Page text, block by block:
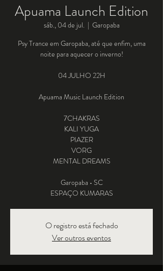
Apuama Launch Edition
sáb., 04 de jul.
  |
Garopaba
Psy Trance em Garopaba, até que enfim, uma
noite para aquecer o inverno!
04 JULHO 22H
Apuama Music Launch Edition
7CHAKRAS
KALI YUGA
PIAZER
VORG
MENTAL DREAMS
Garopaba • SC
ESPAÇO KUMARAS
O registro está fechado
Ver outros eventos